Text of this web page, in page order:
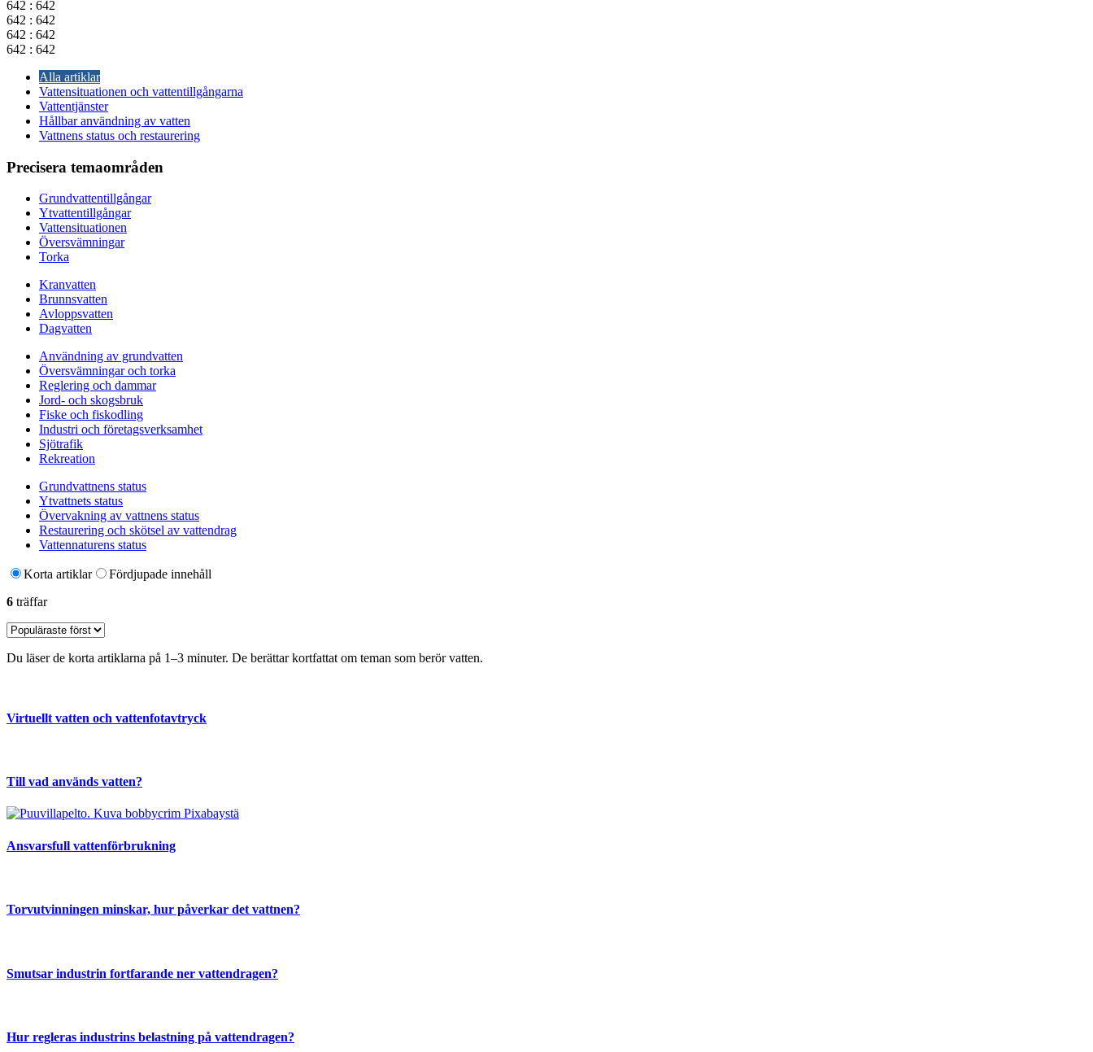
642 : 642
642 : 642
642 : 642
642 : 642
Alla artiklar
Vattensituationen och vattentillgångarna
Vattentjänster
Hållbar användning av vatten
Vattnens status och restaurering
Precisera temaområden
Grundvattentillgångar
Ytvattentillgångar
Vattensituationen
Översvämningar
Torka
Kranvatten
Brunnsvatten
Avloppsvatten
Dagvatten
Användning av grundvatten
Översvämningar och torka
Reglering och dammar
Jord- och skogsbruk
Fiske och fiskodling
Industri och företagsverksamhet
Sjötrafik
Rekreation
Grundvattnens status
Ytvattnets status
Övervakning av vattnens status
Restaurering och skötsel av vattendrag
Vattennaturens status
Korta artiklar
Fördjupade innehåll
6 träffar
Du läser de korta artiklarna på 1–3 minuter. De berättar kortfattat om teman som berör vatten.
Virtuellt vatten och vattenfotavtryck
Till vad används vatten?
Ansvarsfull vattenförbrukning
Torvutvinningen minskar, hur påverkar det vattnen?
Smutsar industrin fortfarande ner vattendragen?
Hur regleras industrins belastning på vattendragen?